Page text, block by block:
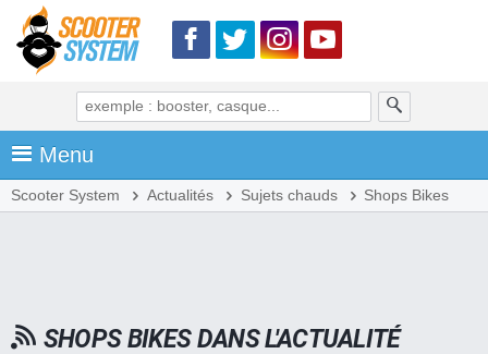
Menu
Scooter System Actualités Sujets chauds Shops Bikes
SHOPS BIKES DANS L'ACTUALITÉ